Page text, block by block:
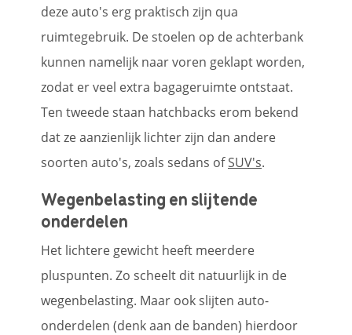
deze auto's erg praktisch zijn qua
ruimtegebruik. De stoelen op de achterbank
kunnen namelijk naar voren geklapt worden,
zodat er veel extra bagageruimte ontstaat.
Ten tweede staan hatchbacks erom bekend
dat ze aanzienlijk lichter zijn dan andere
soorten auto's, zoals sedans ofSUV's.
Wegenbelasting en slijtende
onderdelen
Het lichtere gewicht heeft meerdere
pluspunten. Zo scheelt dit natuurlijk in de
wegenbelasting. Maar ook slijten auto-
onderdelen (denk aan de banden) hierdoor